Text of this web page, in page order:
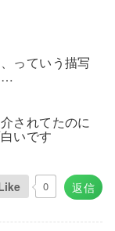
っていう描写
…
されてたのに
いです
返信
0